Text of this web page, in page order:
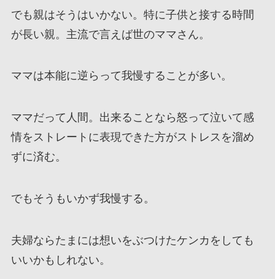
でも親はそうはいかない。特に子供と接する時間
が長い親。主流で言えば世のママさん。
ママは本能に逆らって我慢することが多い。
ママだって人間。出来ることなら怒って泣いて感
情をストレートに表現できた方がストレスを溜め
ずに済む。
でもそうもいかず我慢する。
夫婦ならたまには想いをぶつけたケンカをしても
いいかもしれない。